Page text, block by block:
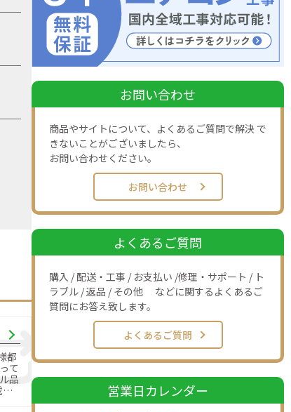
都
て
お問い合わせ
商品やサイトについて、よくあるご質問で解決 で
きないことがございましたら、
お問い合わせください。
お問い合わせ
よくあるご質問
購入 / 配送・工事 / お支払い /修理・サポート / ト
ラブル / 返品 / その他 などに関するよくあるご
質問にお答え致します。
よくあるご質問
営業日カレンダー